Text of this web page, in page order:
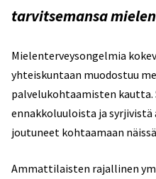
tarvitsemansa
Mielenterveysongelmia
yhteiskuntaan muodostuu
palvelukohtaamisten
ennakkoluuloista ja
joutuneet kohtaamaan
Ammattilaisten rajallinen